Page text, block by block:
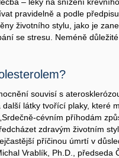
pravidelně a podle
životního stylu, jako je
se stresu. Neméně
souvisí s
látky tvořící plaky, které
cévním příhodám
zdravým životním
příčinou úmrtí v
Vrablík, Ph.D., předseda